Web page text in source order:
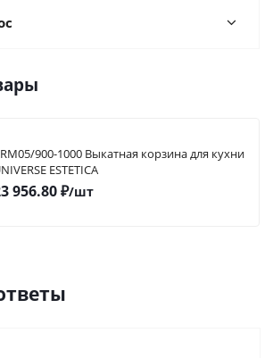
900-1000 Выкатная корзина для кухни
ESTETICA
956.80₽/шт